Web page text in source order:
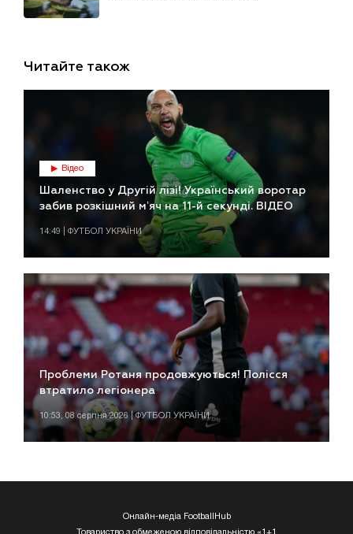
Читайте також
Відео
Шаленство у Другій лізі! Український воротар
забив розкішний мʼяч на 11-й секунді. ВІДЕО
14:49 | ФУТБОЛ УКРАЇНИ
Проблеми Ротаня продовжуються! Полісся
втратило легіонера
10:53, 08 серпня 2026 | ФУТБОЛ УКРАЇНИ
Онлайн-медіа FootballHub
Товариство з обмеженою відповідальністю «1+1